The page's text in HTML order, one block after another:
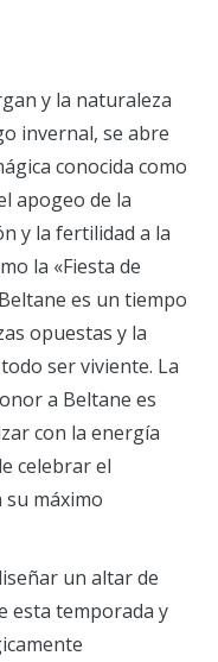
y la naturaleza
invernal, se abre
conocida como
apogeo de la
y la fertilidad a la
la «Fiesta de
es un tiempo
opuestas y la
ser viviente. La
a Beltane es
con la energía
celebrar el
máximo
un altar de
esta temporada y